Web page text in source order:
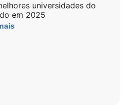
universidades do
em 2025